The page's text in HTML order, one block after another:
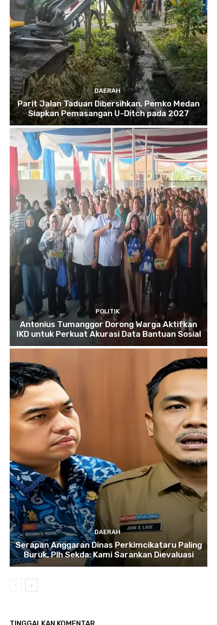
DAERAH
Parit Jalan Taduan Dibersihkan, Pemko Medan
Siapkan Pemasangan U-Ditch pada 2027
POLITIK
Antonius Tumanggor Dorong Warga Aktifkan
IKD untuk Perkuat Akurasi Data Bantuan Sosial
DAERAH
Serapan Anggaran Dinas Perkimcikataru Paling
Buruk, Plh Sekda: Kami Sarankan Dievaluasi